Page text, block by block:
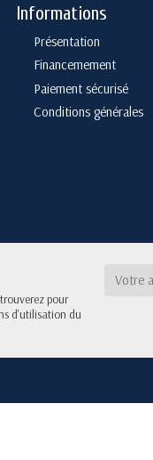
Informations
Présentation
Financemement
Paiement sécurisé
Conditions générales
pour
d'utilisation du